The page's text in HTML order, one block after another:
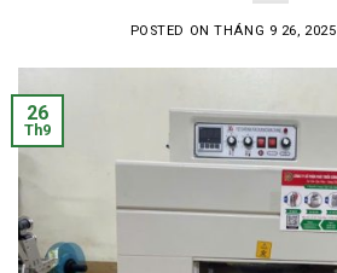
POSTED ONTHÁNG 9 26, 2025
26
Th9